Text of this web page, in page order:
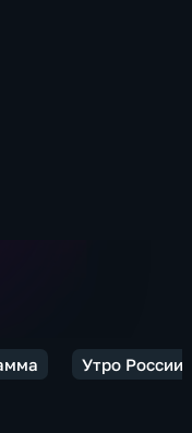
Утро России